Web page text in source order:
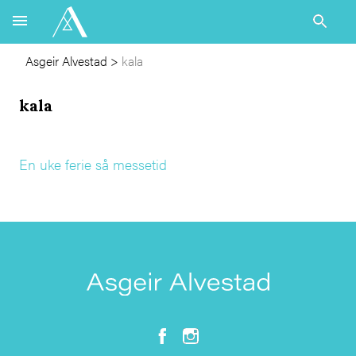
Asgeir Alvestad > kala
kala
En uke ferie så messetid